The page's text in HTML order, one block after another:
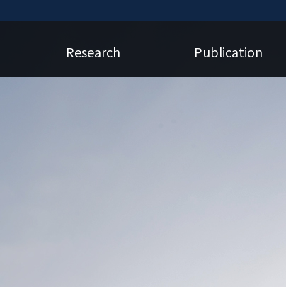
Research Publication